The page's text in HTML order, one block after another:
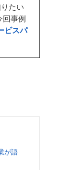
たい
回事例
ビスパ
が語